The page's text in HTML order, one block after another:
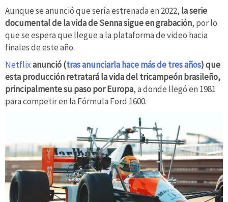
Aunque se anunció que sería estrenada en 2022, la serie
documental de la vida de Senna sigue en grabación, por lo
que se espera que llegue a la plataforma de video hacia
finales de este año.
Netflixanunció (tras anunciarla hace más de tres años) que
esta producción retratará la vida del tricampeón brasileño,
principalmente su paso por Europa, a donde llegó en 1981
para competir en la Fórmula Ford 1600.